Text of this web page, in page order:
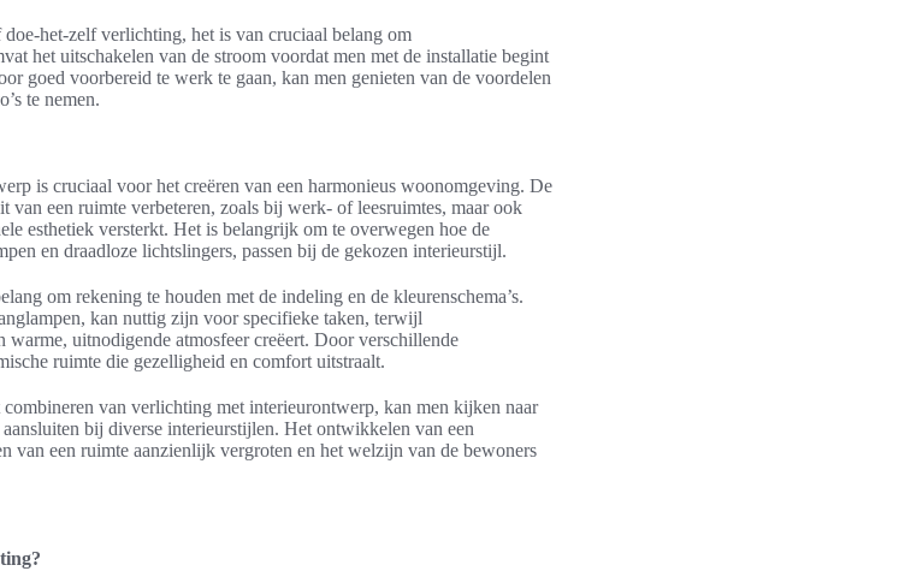
het-zelf verlichting, het is van cruciaal belang om
het uitschakelen van de stroom voordat men met de installatie begint
goed voorbereid te werk te gaan, kan men genieten van de voordelen
te nemen.
is cruciaal voor het creëren van een harmonieus woonomgeving. De
een ruimte verbeteren, zoals bij werk- of leesruimtes, maar ook
esthetiek versterkt. Het is belangrijk om te overwegen hoe de
en draadloze lichtslingers, passen bij de gekozen interieurstijl.
om rekening te houden met de indeling en de kleurenschema’s.
kan nuttig zijn voor specifieke taken, terwijl
uitnodigende atmosfeer creëert. Door verschillende
ruimte die gezelligheid en comfort uitstraalt.
van verlichting met interieurontwerp, kan men kijken naar
bij diverse interieurstijlen. Het ontwikkelen van een
van een ruimte aanzienlijk vergroten en het welzijn van de bewoners